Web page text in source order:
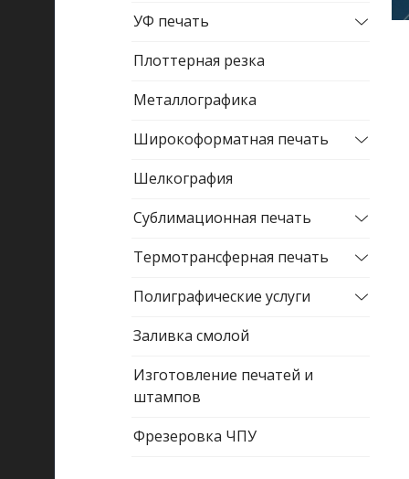
УФ печать
Плоттерная резка
Металлографика
Широкоформатная печать
Шелкография
Сублимационная печать
Термотрансферная печать
Полиграфические услуги
Заливка смолой
Изготовление печатей и
штампов
Фрезеровка ЧПУ